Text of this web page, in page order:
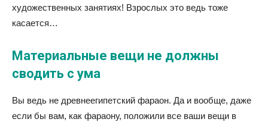
художественных занятиях! Взрослых это ведь тоже
касается…
Материальные вещи не должны
сводить с ума
Вы ведь не древнеегипетский фараон. Да и вообще, даже
если бы вам, как фараону, положили все ваши вещи в